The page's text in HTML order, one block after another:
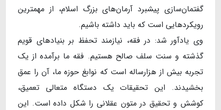
گفتمان‌سازی پیشبرد آرمان‌های بزرگ اسلام، از مهمترین
رویکردهایی است که باید داشته باشیم.
وی یادآور شد: در فقه، نیازمند تحفظ بر بنیادهای قویم
گذشته و سنت سلف صالح هستیم. فقه ما برآمده از یک
تجربه بیش از هزارساله است که نوابغ حوزه ما، آن را عمق
بخشیدند. این تحقیقات یک دستگاه متعالی تعمیق،
کوشش و تحقیق در متون عقلانی را شکل داده است. این